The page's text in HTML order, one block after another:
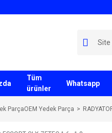
Tüm
ürünler
Whatsapp
ParçaOEM Yedek Parça